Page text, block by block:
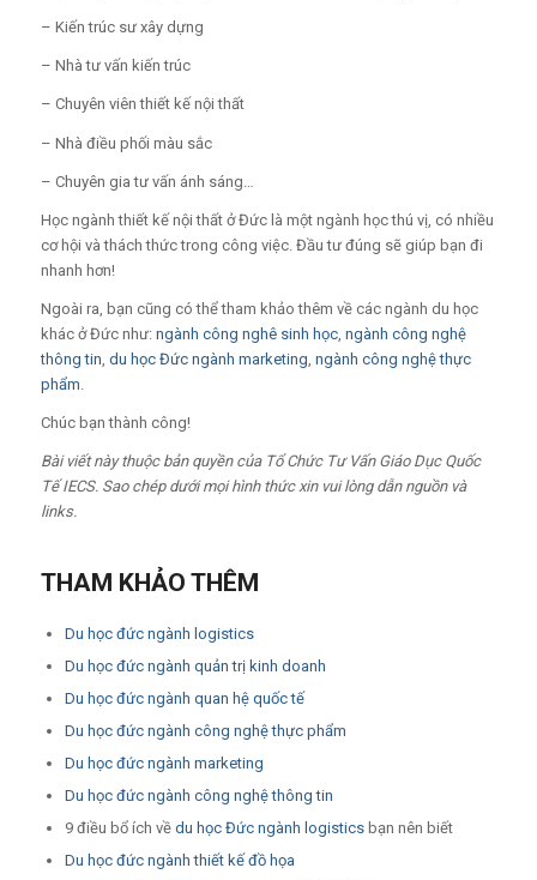
– Kiến trúc sư xây dựng
– Nhà tư vấn kiến trúc
– Chuyên viên thiết kế nội thất
– Nhà điều phối màu sắc
– Chuyên gia tư vấn ánh sáng…
Học ngành thiết kế nội thất ở Đức là một ngành học thú vị, có nhiều
cơ hội và thách thức trong công việc. Đầu tư đúng sẽ giúp bạn đi
nhanh hơn!
Ngoài ra, bạn cũng có thể tham khảo thêm về các ngành du học
khác ở Đức như: ngành công nghê sinh học, ngành công nghệ
thông tin du học Đức ngành marketing ngành công nghệ thực
phẩm
Chúc bạn thành công!
Bài viết này thuộc bản quyền của Tổ Chức Tư Vấn Giáo Dục Quốc
Tế IECS. Sao chép dưới mọi hình thức xin vui lòng dẫn nguồn và
links.
THAM KHẢO THÊM
Du học đức ngành logistics
Du học đức ngành quản trị kinh doanh
Du học đức ngành quan hệ quốc tế
Du học đức ngành công nghệ thực phẩm
Du học đức ngành marketing
Du học đức ngành công nghệ thông tin
9 điều bổ ích về du học Đức ngành logisticsbạn nên biết
Du học đức ngành thiết kế đồ họa